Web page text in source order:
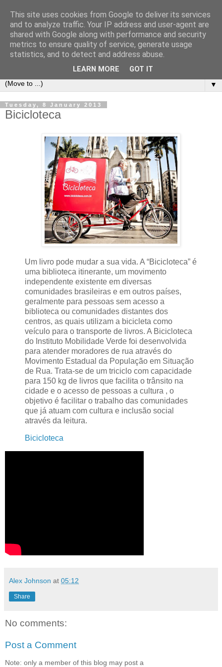
Bookshelf
The home of interesting bookshelves, bookcases and things
that look like them since 2007
▼
Tuesday, 8 January 2013
Bicicloteca
Um livro pode mudar a sua vida. A “Bicicloteca” é
uma biblioteca itinerante, um movimento
independente existente em diversas
comunidades brasileiras e em outros países,
geralmente para pessoas sem acesso a
biblioteca ou comunidades distantes dos
centros, as quais utilizam a bicicleta como
veículo para o transporte de livros. A Bicicloteca
do Instituto Mobilidade Verde foi desenvolvida
para atender moradores de rua através do
Movimento Estadual da População em Situação
de Rua. Trata-se de um triciclo com capacidade
para 150 kg de livros que facilita o trânsito na
cidade e o acesso de pessoas a cultura , o
objetivo é facilitar o trabalho das comunidades
que já atuam com cultura e inclusão social
através da leitura.
Bicicloteca
Alex Johnson at 05:12
Share
No comments:
Post a Comment
Note: only a member of this blog may post a
This site uses cookies from Google to deliver its services
and to analyze traffic. Your IP address and user-agent are
shared with Google along with performance and security
metrics to ensure quality of service, generate usage
statistics, and to detect and address abuse.
LEARN MORE GOT IT